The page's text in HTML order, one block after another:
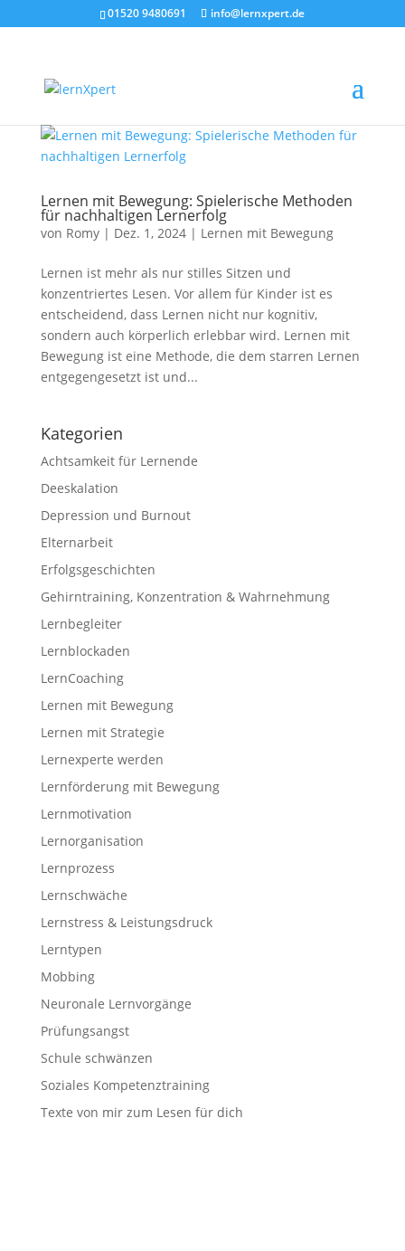
01520 9480691 info@lernxpert.de
Lernen mit Bewegung: Spielerische Methoden
für nachhaltigen Lernerfolg
von Romy| Dez. 1, 2024| Lernen mit Bewegung
Lernen ist mehr als nur stilles Sitzen und
konzentriertes Lesen. Vor allem für Kinder ist es
entscheidend, dass Lernen nicht nur kognitiv,
sondern auch körperlich erlebbar wird. Lernen mit
Bewegung ist eine Methode, die dem starren Lernen
entgegengesetzt ist und...
Kategorien
Achtsamkeit für Lernende
Deeskalation
Depression und Burnout
Elternarbeit
Erfolgsgeschichten
Gehirntraining, Konzentration & Wahrnehmung
Lernbegleiter
Lernblockaden
LernCoaching
Lernen mit Bewegung
Lernen mit Strategie
Lernexperte werden
Lernförderung mit Bewegung
Lernmotivation
Lernorganisation
Lernprozess
Lernschwäche
Lernstress & Leistungsdruck
Lerntypen
Mobbing
Neuronale Lernvorgänge
Prüfungsangst
Schule schwänzen
Soziales Kompetenztraining
Texte von mir zum Lesen für dich